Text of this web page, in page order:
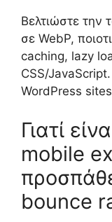
Βελτιώστε την
σε WebP,
caching, lazy
CSS/
WordPress
Γιατί
mobile
bounce